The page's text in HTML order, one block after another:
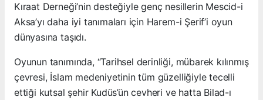
Kıraat Derneği’nin desteğiyle genç nesillerin Mescid-i
Aksa’yı daha iyi tanımaları için Harem-i Şerif’i oyun
dünyasına taşıdı.
Oyunun tanımında, “Tarihsel derinliği, mübarek kılınmış
çevresi, İslam medeniyetinin tüm güzelliğiyle tecelli
ettiği kutsal şehir Kudüs’ün cevheri ve hatta Bilad-ı